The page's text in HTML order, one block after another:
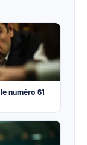
numéro 61